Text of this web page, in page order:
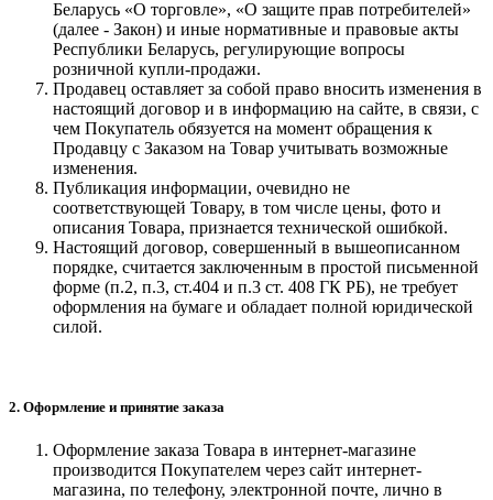
Беларусь «О торговле», «О защите прав потребителей»
(далее - Закон) и иные нормативные и правовые акты
Республики Беларусь, регулирующие вопросы
розничной купли-продажи.
Продавец оставляет за собой право вносить изменения в
настоящий договор и в информацию на сайте, в связи, с
чем Покупатель обязуется на момент обращения к
Продавцу с Заказом на Товар учитывать возможные
изменения.
Публикация информации, очевидно не
соответствующей Товару, в том числе цены, фото и
описания Товара, признается технической ошибкой.
Настоящий договор, совершенный в вышеописанном
порядке, считается заключенным в простой письменной
форме (п.2, п.3, ст.404 и п.3 ст. 408 ГК РБ), не требует
оформления на бумаге и обладает полной юридической
силой.
2. Оформление и принятие заказа
Оформление заказа Товара в интернет-магазине
производится Покупателем через сайт интернет-
магазина, по телефону, электронной почте, лично в